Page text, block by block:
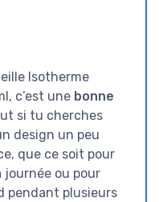
Isotherme
c’est une bonne
si tu cherches
design un peu
que ce soit pour
journée ou pour
pendant plusieurs